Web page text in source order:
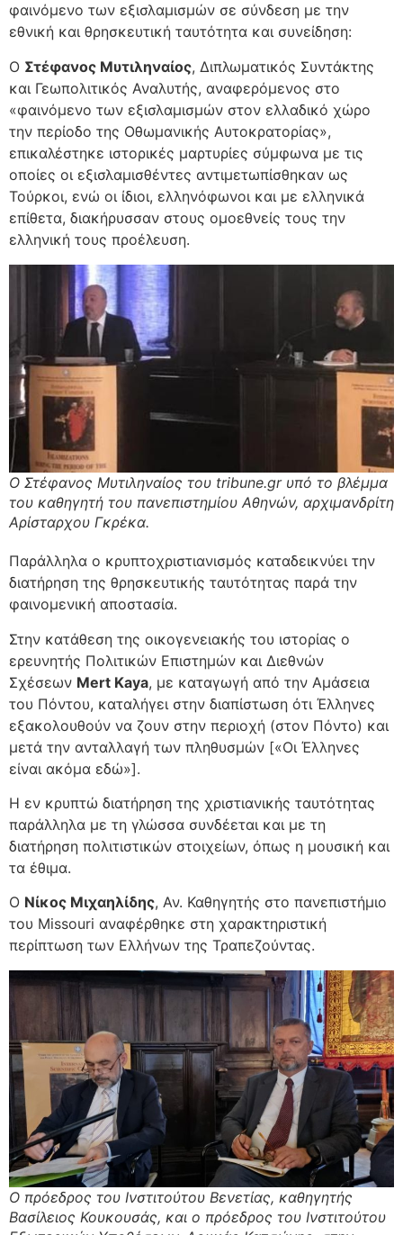
φαινόμενο των εξισλαμισμών σε σύνδεση με την
εθνική και θρησκευτική ταυτότητα και συνείδηση:
Ο Στέφανος Μυτιληναίος, Διπλωματικός Συντάκτης
και Γεωπολιτικός Αναλυτής, αναφερόμενος στο
«φαινόμενο των εξισλαμισμών στον ελλαδικό χώρο
την περίοδο της Οθωμανικής Αυτοκρατορίας»,
επικαλέστηκε ιστορικές μαρτυρίες σύμφωνα με τις
οποίες οι εξισλαμισθέντες αντιμετωπίσθηκαν ως
Τούρκοι, ενώ οι ίδιοι, ελληνόφωνοι και με ελληνικά
επίθετα, διακήρυσσαν στους ομοεθνείς τους την
ελληνική τους προέλευση.
Ο Στέφανος Μυτιληναίος του tribune.gr υπό το βλέμμα
του καθηγητή του πανεπιστημίου Αθηνών, αρχιμανδρίτη
Αρίσταρχου Γκρέκα.
Παράλληλα ο κρυπτοχριστιανισμός καταδεικνύει την
διατήρηση της θρησκευτικής ταυτότητας παρά την
φαινομενική αποστασία.
Στην κατάθεση της οικογενειακής του ιστορίας ο
ερευνητής Πολιτικών Επιστημών και Διεθνών
Σχέσεων Mert Kaya, με καταγωγή από την Αμάσεια
του Πόντου, καταλήγει στην διαπίστωση ότι Έλληνες
εξακολουθούν να ζουν στην περιοχή (στον Πόντο) και
μετά την ανταλλαγή των πληθυσμών [«Οι Έλληνες
είναι ακόμα εδώ»].
Η εν κρυπτώ διατήρηση της χριστιανικής ταυτότητας
παράλληλα με τη γλώσσα συνδέεται και με τη
διατήρηση πολιτιστικών στοιχείων, όπως η μουσική και
τα έθιμα.
Ο Νίκος Μιχαηλίδης, Αν. Καθηγητής στο πανεπιστήμιο
του Missouri αναφέρθηκε στη χαρακτηριστική
περίπτωση των Ελλήνων της Τραπεζούντας.
Ο πρόεδρος του Ινστιτούτου Βενετίας, καθηγητής
Βασίλειος Κουκουσάς, και ο πρόεδρος του Ινστιτούτου